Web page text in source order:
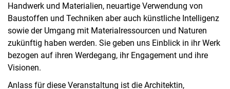
Handwerk und Materialien, neuartige Verwendung von
Baustoffen und Techniken aber auch künstliche Intelligenz
sowie der Umgang mit Materialressourcen und Naturen
zukünftig haben werden. Sie geben uns Einblick in ihr Werk
bezogen auf ihren Werdegang, ihr Engagement und ihre
Visionen.
Anlass für diese Veranstaltung ist die Architektin,